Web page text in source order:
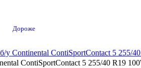
Дороже
ContiSportContact 5 255/40 R19